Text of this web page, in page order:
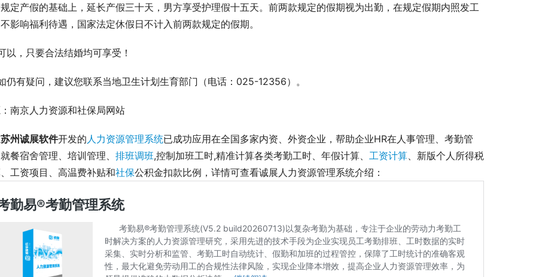
定产假的基础上，延长产假三十天，男方享受护理假十五天。前两款规定的假期视为出勤，在规定假期内照发工
影响福利待遇，国家法定休假日不计入前两款规定的假期。
以，只要合法结婚均可享受！
仍有疑问，建议您联系当地卫生计划生育部门（电话：025-12356）。
南京人力资源和社保局网站
苏州诚展软件开发的 人力资源管理系统已成功应用在全国多家内资、外资企业，帮助企业HR在人事管理、考勤管
餐宿舍管理、培训管理、 排班调班,控制加班工时,精准计算各类考勤工时、年假计算、 工资计算 、新版个人所得税
工资项目、高温费补贴和社保公积金扣款比例，详情可查看诚展人力资源管理系统介绍：